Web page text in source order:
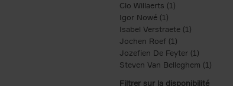
Clo Willaerts (1)
Igor Nowé (1)
Isabel Verstraete (1) Apply
Jochen Roef (1)
Jozefien De Feyter (1) Apply
Steven Van Belleghem (1)
Filtrer sur la disponibilité